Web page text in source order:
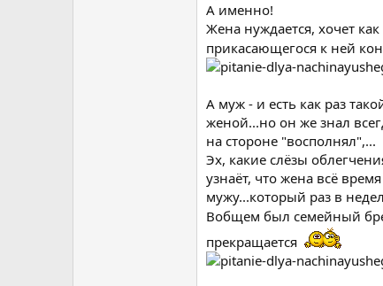
А именно!
Жена нуждается, хочет
прикасающегося к ней
А муж - и есть как раз
женой...но он же знал
на стороне "восполнял",...
Эх, какие слёзы
узнаёт, что жена всё
мужу...который раз в
Вобщем был семейный
прекращается